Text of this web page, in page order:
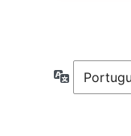
Idioma